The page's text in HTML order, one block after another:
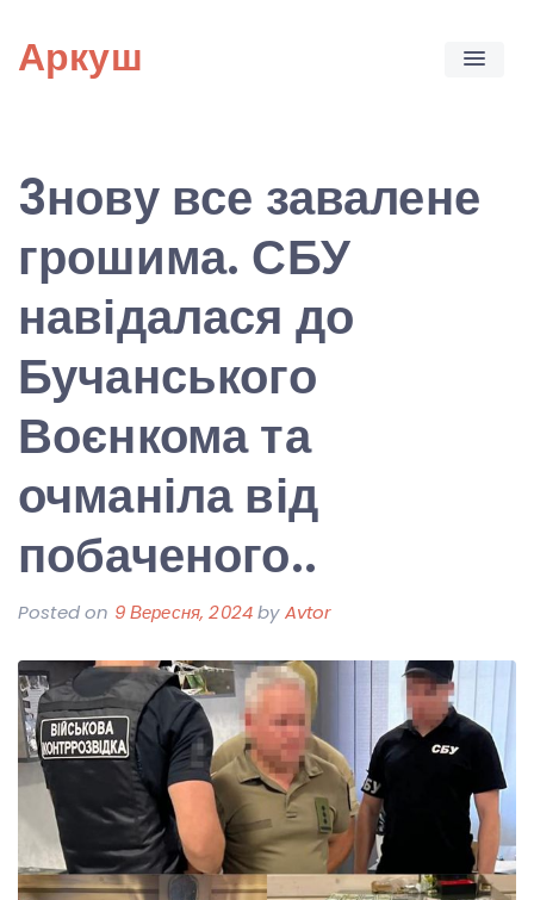
content
Аркуш
3нову все завалене
грошима. СБУ
навідалася до
Бучанського
Воєнкома та
очманіла від
побаченого..
Posted on 9 Вересня, 2024byAvtor